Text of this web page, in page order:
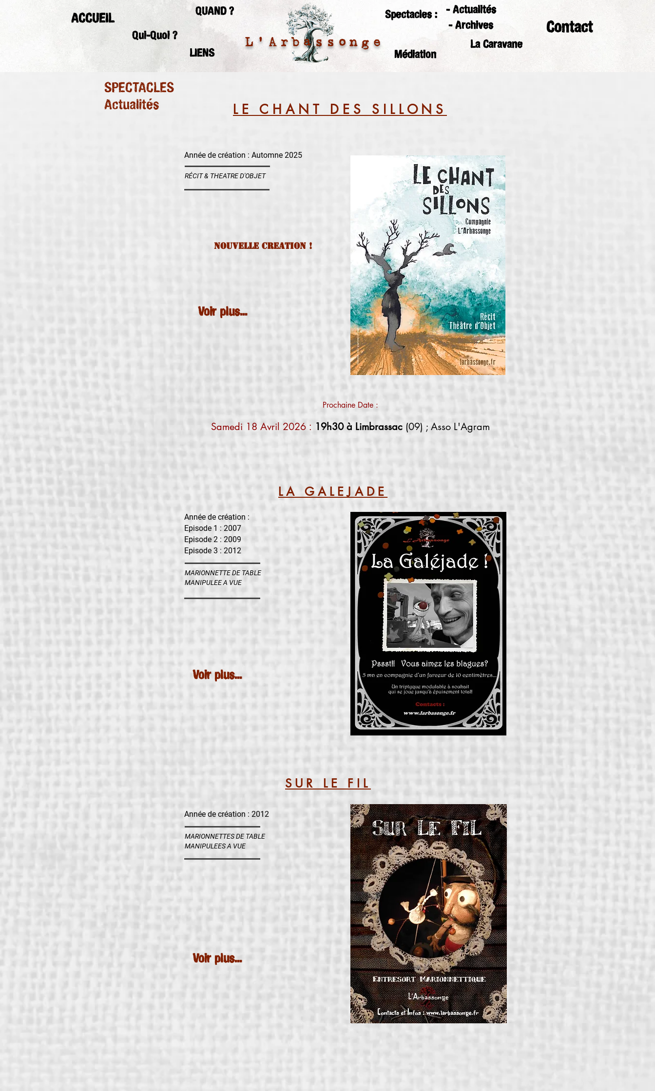
ACCUEIL
QUAND ?
Qui-Quoi ?
Contact
LIENS
- Actualités
- Archives
L'Arbassonge La Caravane
Spectacles :
Médiation
SPECTACLES
Actualités
LE CHANT DES SILLONS
Année de création : Automne 2025
RÉCIT & THEATRE D'OBJET
Nouvelle creation !
Voir plus...
Prochaine Date :
Samedi 18 Avril 2026 : 19h30 à Limbrassac (09) ; Asso L'Agram
LA GALEJADE
Année de création :
Episode 1 : 2007
Episode 2 : 2009
Episode 3 : 2012
MARIONNETTE DE TABLE
MANIPULEE A VUE
Voir plus...
SUR LE FIL
Année de création : 2012
MARIONNETTES DE TABLE
MANIPULEES A VUE
Voir plus...